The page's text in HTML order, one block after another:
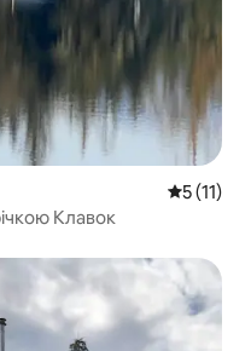
Середня
5 (11)
Клавок